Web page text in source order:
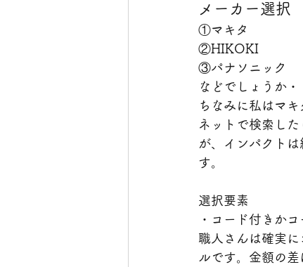
メーカー選択
①マキタ
②HIKOKI
③パナソニック
などでしょうか
ちなみに私はマキ
ネットで検索し
が、インパクト
す。
選択要素
・コード付きかコ
職人さんは確実
ルです。金額の